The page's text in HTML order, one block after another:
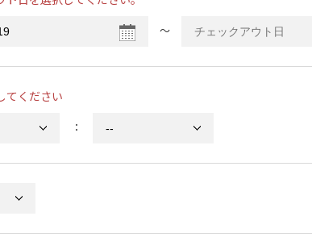
〜
てください
：